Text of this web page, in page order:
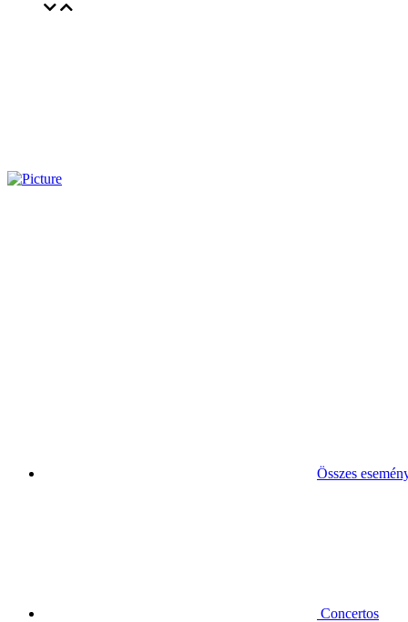
Összes
Concertos